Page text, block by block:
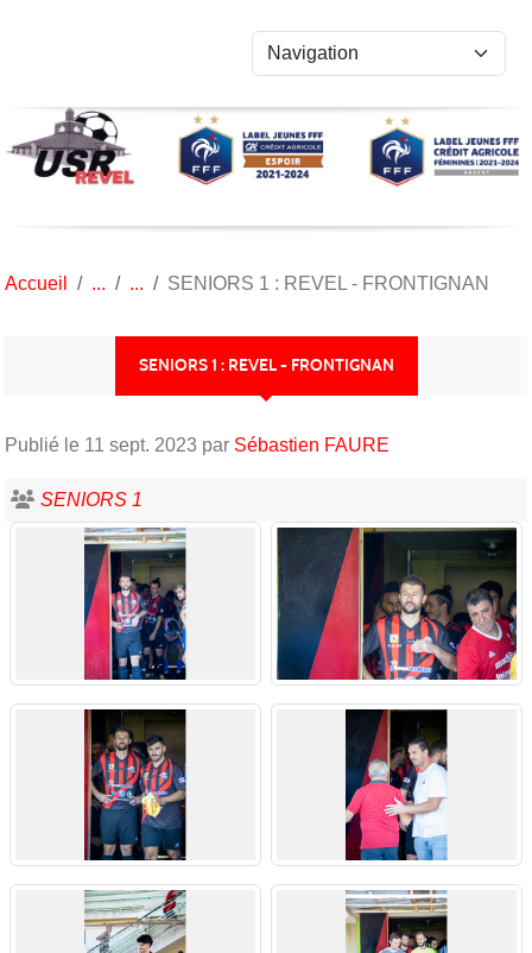
Accueil SENIORS 1 : REVEL - FRONTIGNAN
SENIORS 1 : REVEL - FRONTIGNAN
Publié le 11 sept. 2023 par Sébastien FAURE
SENIORS 1